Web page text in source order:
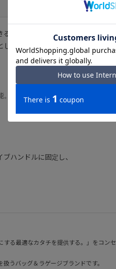
コンパクトシリーズ。
しての使用も便利◎
ハンドルに固定し、
する最適なカタチを提供する。」をコンセ
うバッグ＆ラゲージブランドです。